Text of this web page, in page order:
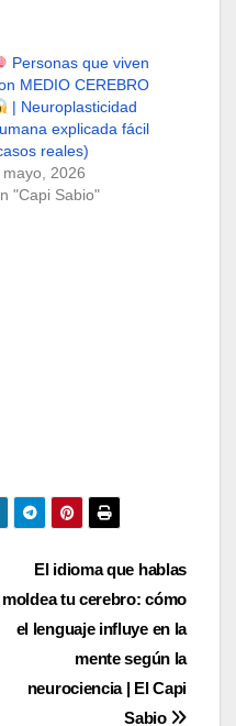
Personas que viven
MEDIO CEREBRO
| Neuroplasticidad
explicada fácil
reales)
mayo, 2026
"Capi Sabio"
El idioma que hablas
moldea tu cerebro: cómo
el lenguaje influye en la
mente según la
neurociencia | El Capi
Sabio